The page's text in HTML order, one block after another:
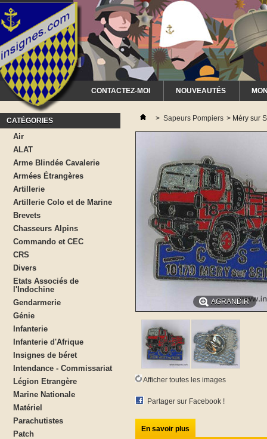
CONTACTEZ-MOI NOUVEAUTÉS
CATÉGORIES
Air
ALAT
Arme Blindée Cavalerie
Armées Étrangères
Artillerie
Artillerie Colo et de Marine
Brevets
Chasseurs Alpins
Commando et CEC
CRS
Divers
Etats Associés de
l'Indochine
Gendarmerie
Génie
Infanterie
Infanterie d'Afrique
Insignes de béret
Intendance - Commissariat
Légion Etrangère
Marine Nationale
Matériel
Parachutistes
Patch
> Sapeurs Pompiers > Méry sur
AGRANDIR
Afficher toutes les images
Partager sur Facebook !
En savoir plus